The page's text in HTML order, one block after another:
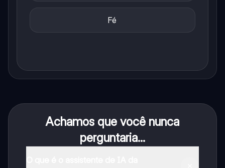
Fé
Achamos que você nunca
perguntaria...